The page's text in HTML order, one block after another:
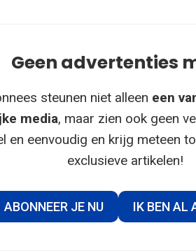
Geen advertenties
steunen niet alleen een
media, maar zien ook geen
en eenvoudig en krijg meteen
exclusieve artikelen!
ABONNEER JE NU IK BEN AL